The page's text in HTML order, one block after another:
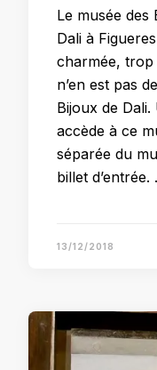
Le musée des
Dali à
charmée,
n’en est pas
Bijoux de
accède à ce
séparée du
billet d’entrée.
13/12/2018